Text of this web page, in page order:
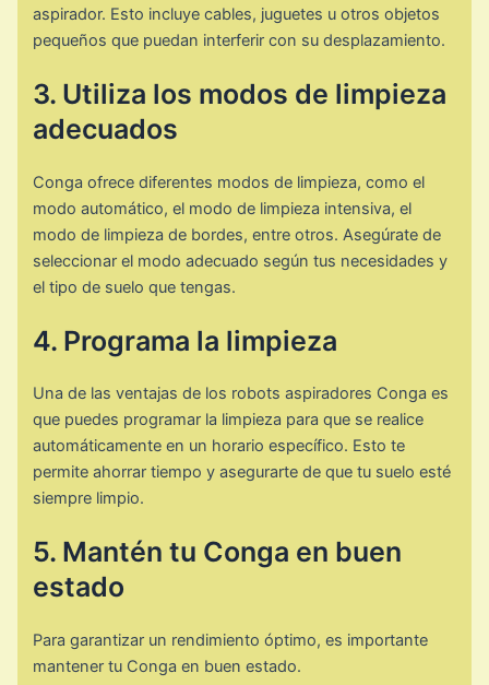
aspirador. Esto incluye cables, juguetes u otros objetos
pequeños que puedan interferir con su desplazamiento.
3. Utiliza los modos de limpieza
adecuados
Conga ofrece diferentes modos de limpieza, como el
modo automático, el modo de limpieza intensiva, el
modo de limpieza de bordes, entre otros. Asegúrate de
seleccionar el modo adecuado según tus necesidades y
el tipo de suelo que tengas.
4. Programa la limpieza
Una de las ventajas de los robots aspiradores Conga es
que puedes programar la limpieza para que se realice
automáticamente en un horario específico. Esto te
permite ahorrar tiempo y asegurarte de que tu suelo esté
siempre limpio.
5. Mantén tu Conga en buen
estado
Para garantizar un rendimiento óptimo, es importante
mantener tu Conga en buen estado.